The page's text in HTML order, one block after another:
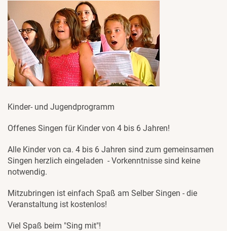
Kinder- und Jugendprogramm
Offenes Singen für Kinder von 4 bis 6 Jahren!
Alle Kinder von ca. 4 bis 6 Jahren sind zum gemeinsamen
Singen herzlich eingeladen - Vorkenntnisse sind keine
notwendig.
Mitzubringen ist einfach Spaß am Selber Singen - die
Veranstaltung ist kostenlos!
Viel Spaß beim "Sing mit"!